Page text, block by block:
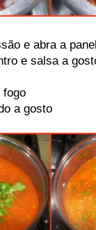
e abra a
e salsa a
fogo
a gosto